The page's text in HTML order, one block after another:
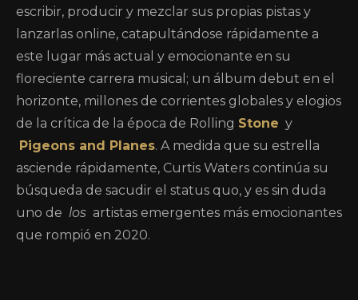
escribir, producir y mezclar sus propias pistas y
lanzarlas online, catapultándose rápidamente a
este lugar más actual y emocionante en su
floreciente carrera musical; un álbum debut en el
horizonte, millones de corrientes globales y elogios
de la crítica de la época de Rolling Stone y
Pigeons and Planes. A medida que su estrella
asciende rápidamente, Curtis Waters continúa su
búsqueda de sacudir el status quo, y es sin duda
uno de los artistas emergentes más emocionantes
que rompió en 2020.